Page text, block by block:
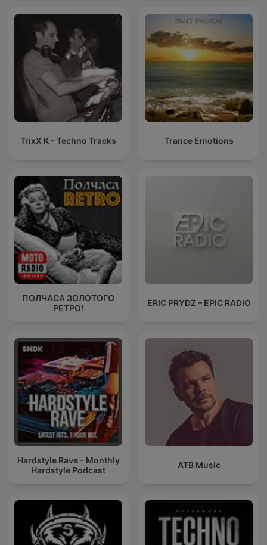
Dance Musi
TrixX K - Techno Tracks Trance Emotions
ПОЛЧАСА ЗОЛОТОГО
РЕТРО!
ERIC PRYDZ – EPIC RADIO
Hardstyle Rave - Monthly
Hardstyle Podcast
ATB Music